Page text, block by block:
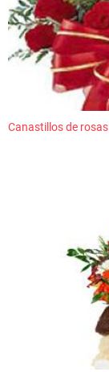
Canastillos de rosas